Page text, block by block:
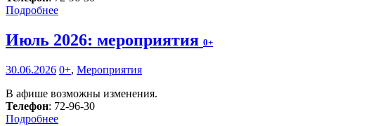
Подробнее
Июль 2026: мероприятия 0+
30.06.2026 0+, Мероприятия
В афише возможны изменения.
Телефон: 72-96-30
Подробнее